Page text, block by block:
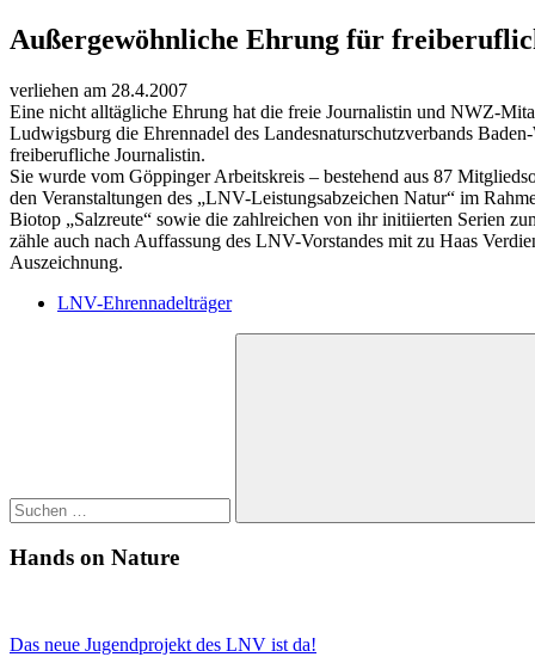
Außergewöhnliche Ehrung für
verliehen am 28.4.2007
Eine nicht alltägliche Ehrung hat die freie Journalistin und NWZ-
Ludwigsburg die Ehrennadel des Landesnaturschutzverbands
freiberufliche Journalistin.
Sie wurde vom Göppinger Arbeitskreis – bestehend aus 87
den Veranstaltungen des „LNV-Leistungsabzeichen Natur“ im
Biotop „Salzreute“ sowie die zahlreichen von ihr initiierten Serien
zähle auch nach Auffassung des LNV-Vorstandes mit zu Haas
Auszeichnung.
LNV-Ehrennadelträger
Suchen
Hands on Nature
Das neue Jugendprojekt des LNV ist da!